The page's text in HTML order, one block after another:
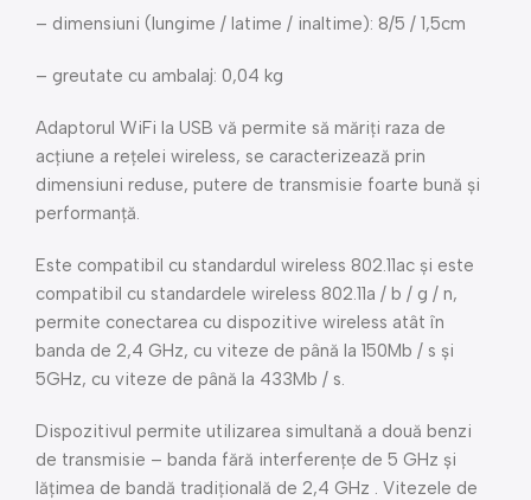
– dimensiuni (lungime / latime / inaltime): 8/5 / 1,5cm
– greutate cu ambalaj: 0,04 kg
Adaptorul WiFi la USB vă permite să măriți raza de
acțiune a rețelei wireless, se caracterizează prin
dimensiuni reduse, putere de transmisie foarte bună și
performanță.
Este compatibil cu standardul wireless 802.11ac și este
compatibil cu standardele wireless 802.11a / b / g / n,
permite conectarea cu dispozitive wireless atât în ​​
banda de 2,4 GHz, cu viteze de până la 150Mb / s și
5GHz, cu viteze de până la 433Mb / s.
Dispozitivul permite utilizarea simultană a două benzi
de transmisie – banda fără interferențe de 5 GHz și
lățimea de bandă tradițională de 2,4 GHz . Vitezele de